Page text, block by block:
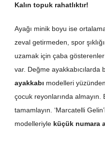
Kalın topuk rahatlıktır!
Ayağı minik boyu ise
zeval getirmeden, spor
uzamak için çaba
var. Değme ayakkabıcılarda
ayakkabı modelleri
çocuk reyonlarında almayın.
tamamlayın. ‘Marcatelli
modelleriyle küçük numara